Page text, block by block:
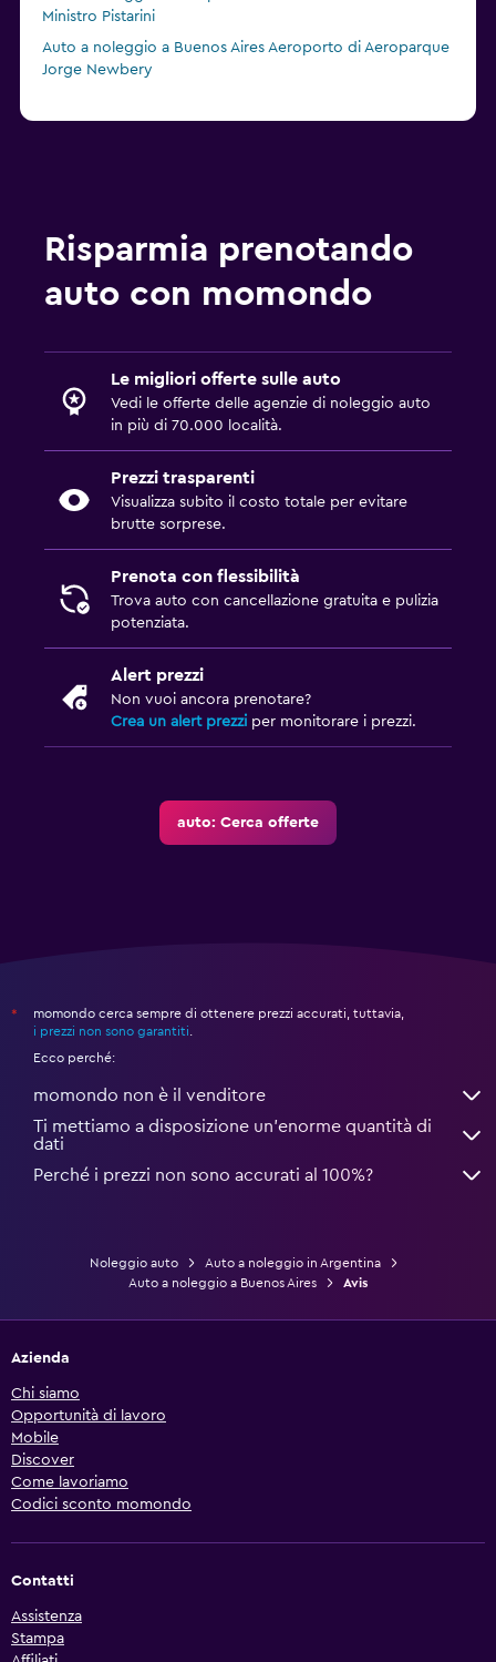
Ministro Pistarini
Auto a noleggio a Buenos Aires Aeroporto di Aeroparque
Jorge Newbery
Risparmia prenotando
auto con momondo
Le migliori offerte sulle auto
Vedi le offerte delle agenzie di noleggio auto
in più di 70.000 località.
Prezzi trasparenti
Visualizza subito il costo totale per evitare
brutte sorprese.
Prenota con flessibilità
Trova auto con cancellazione gratuita e pulizia
potenziata.
Alert prezzi
Non vuoi ancora prenotare?
Crea un alert prezzi per monitorare i prezzi.
auto: Cerca offerte
*
momondo cerca sempre di ottenere prezzi accurati, tuttavia,
i prezzi non sono garantiti.
Ecco perché:
momondo non è il venditore
Ti mettiamo a disposizione un’enorme quantità di
dati
Perché i prezzi non sono accurati al 100%?
Noleggio auto
Auto a noleggio in Argentina
Auto a noleggio a Buenos Aires
Avis
Azienda
Chi siamo
Opportunità di lavoro
Mobile
Discover
Come lavoriamo
Codici sconto momondo
Contatti
Assistenza
Stampa